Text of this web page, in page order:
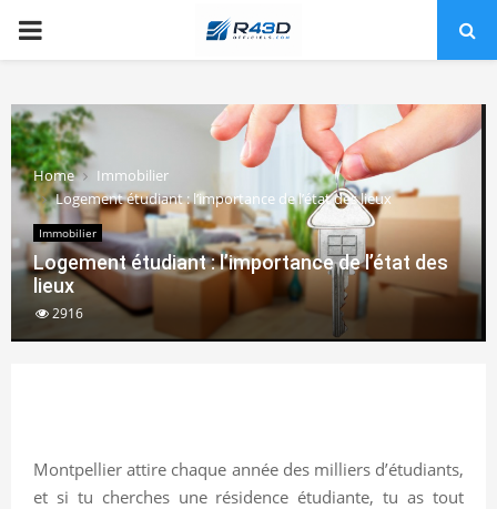
PRIMARY
Home
Immobilier
Logement étudiant : l’importance de l’état des lieux
Immobilier
Logement étudiant : l’importance de l’état des
lieux
2916
Montpellier attire chaque année des milliers d’étudiants,
et si tu cherches une résidence étudiante, tu as tout